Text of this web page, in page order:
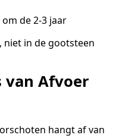
de 2-3 jaar
niet in de gootsteen
van Afvoer
hangt af van